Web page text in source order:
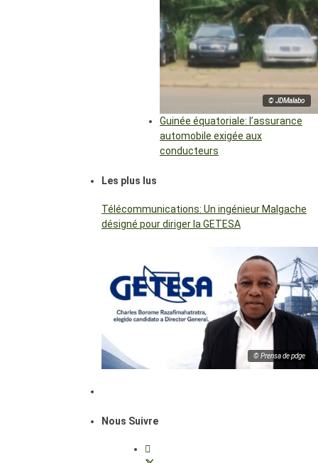
© JDMalabo
Guinée équatoriale: l’assurance
automobile exigée aux
conducteurs
Les plus lus
Télécommunications: Un ingénieur Malgache
désigné pour diriger la GETESA
© Prensa de pdge
Nous Suivre